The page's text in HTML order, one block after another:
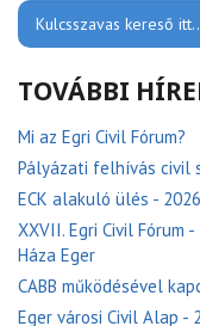
TOVÁBBI
Mi az Egri Civil Fórum?
Pályázati felhívás civil
ECK alakuló ülés -
XXVII. Egri Civil Fórum
Háza Eger
CABB működésével
Eger városi Civil Alap -